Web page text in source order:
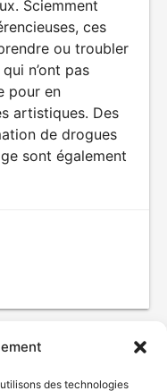
des technologies
Sciemment
ces
ou troubler
n’ont pas
pour en
artistiques. Des
de drogues
sont également